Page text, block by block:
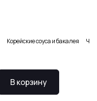
Корейские соуса и бакалея
В корзину